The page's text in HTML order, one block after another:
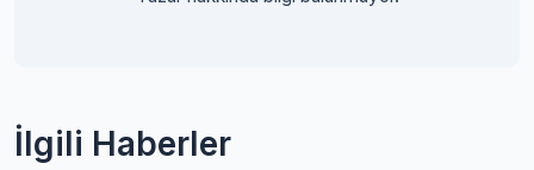
İlgili Haberler